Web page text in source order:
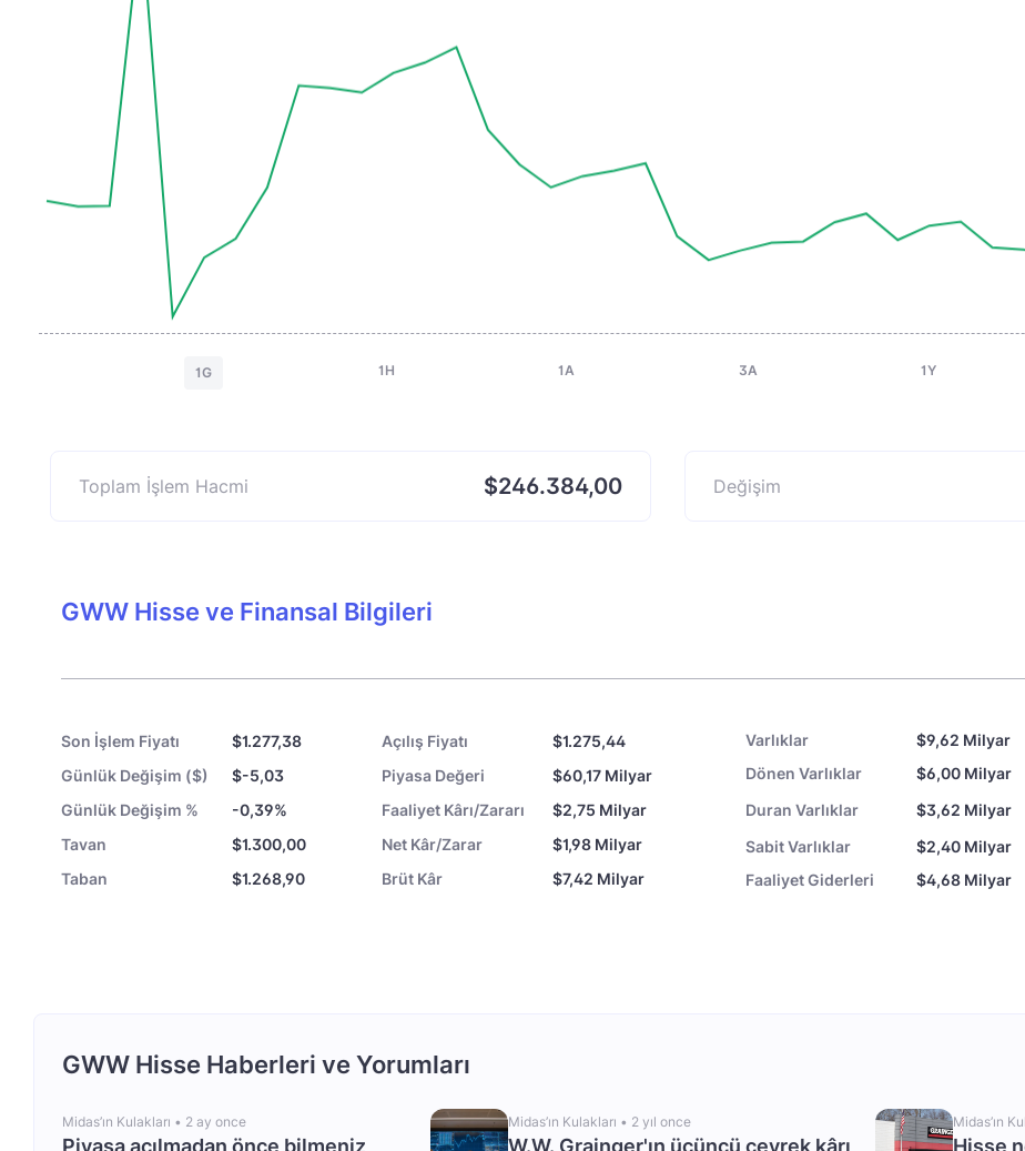
1G 1H 1A 3A 1Y
Toplam İşlem Hacmi $246.384,00 Değişim
GWW Hisse ve Finansal Bilgileri
Son İşlem Fiyatı $1.277,38 Açılış Fiyatı
$1.275,44
Günlük Değişim ($)
$-5,03 Piyasa Değeri
$60,17 Milyar
Günlük Değişim %
-0,39% Faaliyet Kârı/Zararı
$2,75 Milyar
Tavan
$1.300,00 Net Kâr/Zarar
$1,98 Milyar
Taban
$1.268,90 Brüt Kâr $7,42 Milyar
Varlıklar $9,62 Milyar
Dönen Varlıklar
$6,00 Milyar
Duran Varlıklar
$3,62 Milyar
Sabit Varlıklar
$2,40 Milyar
Faaliyet Giderleri
$4,68 Milyar
GWW Hisse Haberleri ve Yorumları
Midas’ın Kulakları • 2 ay once
Piyasa açılmadan önce bilmeniz
Midas’ın Kulakları • 2 yıl once
W.W. Grainger'ın üçüncü çeyrek kârı
Midas’ın
Hisse